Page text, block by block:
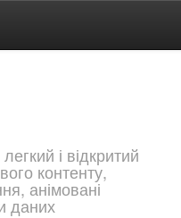
і відкритий
контенту,
анімовані
даних